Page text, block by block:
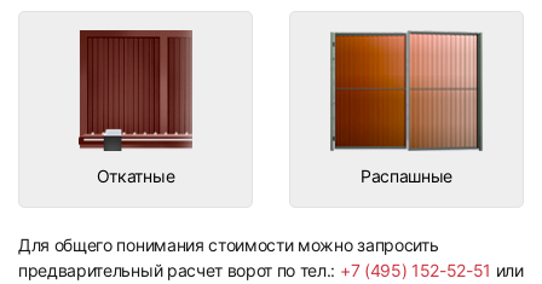
Откатные Распашные
Для общего понимания стоимости можно запросить
предварительный расчет ворот по тел.: +7 (495) 152-52-51 или